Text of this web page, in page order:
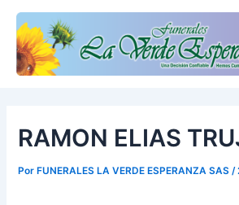
contenido
RAMON ELIAS
Por FUNERALES LA VERDE ESPERANZA SAS/